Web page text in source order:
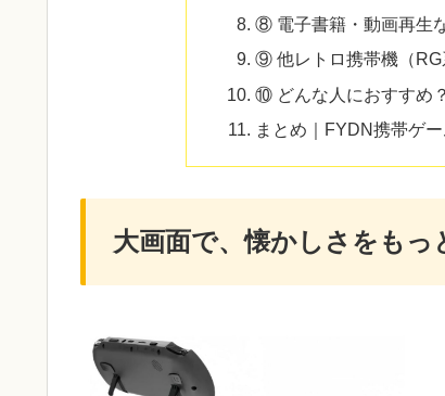
⑧ 電子書籍・動画再生
⑨ 他レトロ携帯機（
⑩ どんな人におすすめ
まとめ｜FYDN携帯ゲ
大画面で、懐かしさをもっ